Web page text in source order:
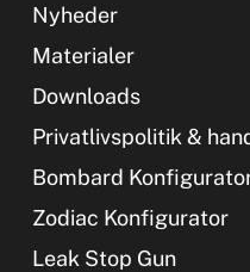
Nyheder
Materialer
Downloads
Privatlivspolitik &
Bombard
Zodiac Konfigurator
Leak Stop Gun